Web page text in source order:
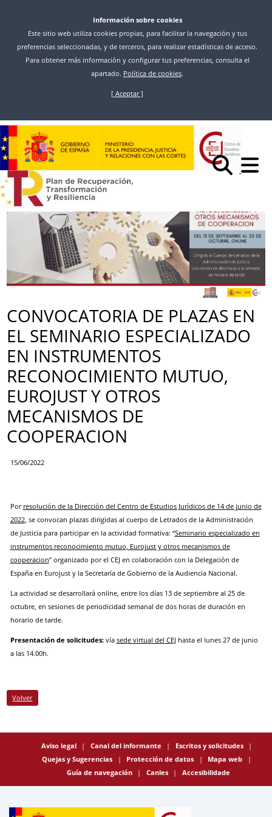
contido
Información sobre cookies
Este sitio web utiliza cookies propias, para facilitar la navegación y tus
preferencias seleccionadas, y de terceros, para realizar estadísticas de acceso.
Para obtener más información y configurar tus preferencias, consulta el
apartado. Política de cookies.
[ Aceptar ]
CONVOCATORIA DE PLAZAS EN EL SEMINARIO ESPECIALIZADO EN
INSTRUMENTOS RECONOCIMIENTO MUTUO, EUROJUST Y OTROS
MECANISMOS DE COOPERACION
CONVOCATORIA DE PLAZAS EN
EL SEMINARIO ESPECIALIZADO
EN INSTRUMENTOS
RECONOCIMIENTO MUTUO,
EUROJUST Y OTROS
MECANISMOS DE
COOPERACION
15/06/2022
Por resolución de la Dirección del Centro de Estudios Jurídicos de 14 de junio de
2022, se convocan plazas dirigidas al cuerpo de Letrados de la Administración
de Justicia para participar en la actividad formativa: “Seminario especializado en
instrumentos reconocimiento mutuo, Eurojust y otros mecanismos de
cooperacion” organizado por el CEJ en colaboración con la Delegación de
España en Eurojust y la Secretaría de Gobierno de la Audiencia Nacional.
La actividad se desarrollará online, entre los días 13 de septiembre al 25 de
octubre, en sesiones de periodicidad semanal de dos horas de duración en
horario de tarde.
Presentación de solicitudes:vía sede virtual del CEJ hasta el lunes 27 de junio
a las 14.00h.
Volver
Aviso legal Canal del informante
Escritos y solicitudes
Quejas y Sugerencias
Protección de datos
Mapa web
Guía de navegación
Canles Accesibilidade